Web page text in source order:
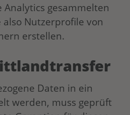
Analytics gesammelten
also Nutzerprofile von
erstellen.
Daten in ein
werden, muss geprüft